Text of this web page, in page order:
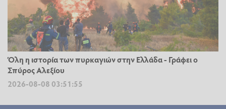
Όλη η ιστορία των πυρκαγιών στην Ελλάδα - Γράφει ο
Σπύρος Αλεξίου
2026-08-08 03:51:55